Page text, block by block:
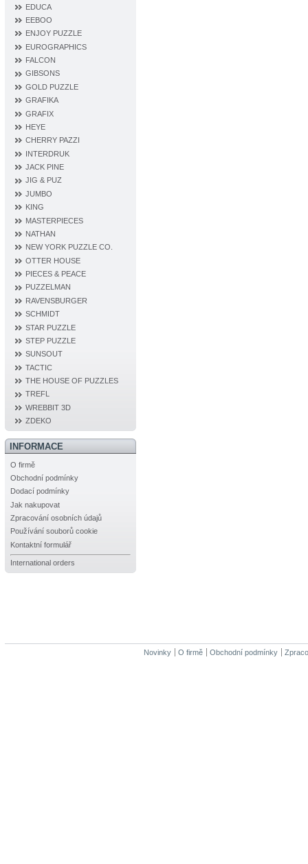
EDUCA
EEBOO
ENJOY PUZZLE
EUROGRAPHICS
FALCON
GIBSONS
GOLD PUZZLE
GRAFIKA
GRAFIX
HEYE
CHERRY PAZZI
INTERDRUK
JACK PINE
JIG & PUZ
JUMBO
KING
MASTERPIECES
NATHAN
NEW YORK PUZZLE CO.
OTTER HOUSE
PIECES & PEACE
PUZZELMAN
RAVENSBURGER
SCHMIDT
STAR PUZZLE
STEP PUZZLE
SUNSOUT
TACTIC
THE HOUSE OF PUZZLES
TREFL
WREBBIT 3D
ZDEKO
INFORMACE
O firmě
Obchodní podmínky
Dodací podmínky
Jak nakupovat
Zpracování osobních údajů
Používání souborů cookie
Kontaktní formulář
International orders
Novinky O firmě Obchodní podmínky